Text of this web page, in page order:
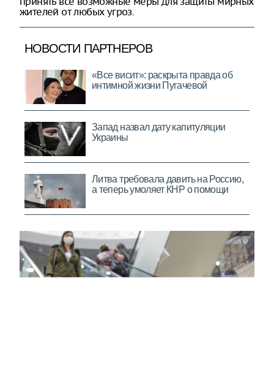
жителей от любых угроз.